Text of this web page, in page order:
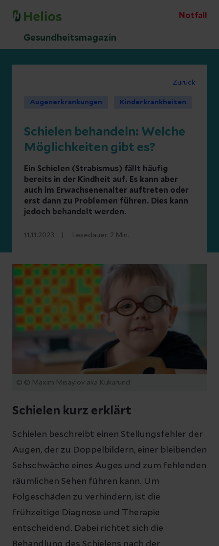
Notfall
Gesundheitsmagazin
Zurück
Augenerkrankungen Kinderkrankheiten
Schielen behandeln: Welche
Möglichkeiten gibt es?
Ein Schielen (Strabismus) fällt häufig
bereits in der Kindheit auf. Es kann aber
auch im Erwachsenenalter auftreten oder
erst dann zu Problemen führen. Dies kann
jedoch behandelt werden.
11.11.2023 Lesedauer: 2 Min.
© © Maxim Misaylov aka Kukurund
Schielen kurz erklärt
Schielen beschreibt einen Stellungsfehler der
Augen, der zu Doppelbildern, einer bleibenden
Sehschwäche eines Auges und zum fehlenden
räumlichen Sehen führen kann. Um
Folgeschäden zu verhindern, ist die
frühzeitige Diagnose und Therapie
entscheidend. Dabei richtet sich die
Behandlung des Schielens nach der